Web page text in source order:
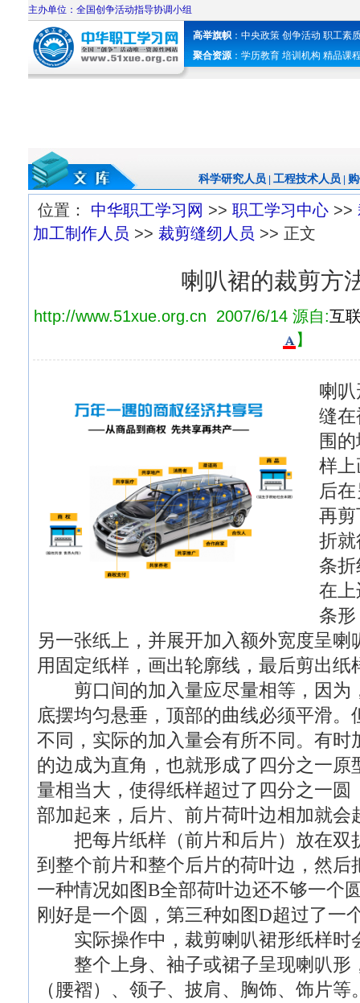
主办单位：全国创争活动指导协调小组
高举旗帜 ： 中央政策 创争活动 职工素
聚合资源： 学历教育 培训机构 精品课
科学研究人员 工程技术人员
位置： 中华职工学习网 >> 职工学习中心 >>
加工制作人员 >> 裁剪缝纫人员 >> 正文
喇叭裙的裁剪方
http://www.51xue.org.cn 2007/6/14 源自:互
】
喇
缝
围
样
后
再
折
条
在上
条
另一张纸上，并展开加入额外宽度呈
用固定纸样，画出轮廓线，最后剪出纸
剪口间的加入量应尽量相等，因为
底摆均匀悬垂，顶部的曲线必须平滑
不同，实际的加入量会有所不同。有时
的边成为直角，也就形成了四分之一原
量相当大，使得纸样超过了四分之一圆
部加起来，后片、前片荷叶边相加就会
把每片纸样（前片和后片）放在双
到整个前片和整个后片的荷叶边，然后
一种情况如图B全部荷叶边还不够一个
刚好是一个圆，第三种如图D超过了一
实际操作中，裁剪喇叭裙形纸样时
整个上身、袖子或裙子呈现喇叭形
（腰褶）、领子、披肩、胸饰、饰片等